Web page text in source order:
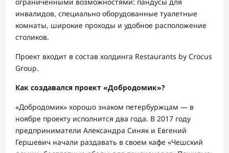
инвалидов, специально оборудованные туалетные
комнаты, широкие проходы и удобное расположение
столиков.
Проект входит в состав холдинга Restaurants by Crocus
Group.
Как создавался проект «Добродомик»?
«Добродомик» хорошо знаком петербуржцам — в
ноябре проекту исполнится два года. В 2017 году
предприниматели Александра Синяк и Евгений
Гершевич начали раздавать в своем кафе «Чешский